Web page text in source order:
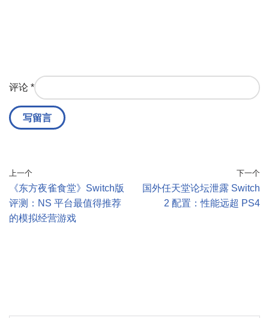
评论 *
上一个
《东方夜雀食堂》Switch版
评测：NS 平台最值得推荐
的模拟经营游戏
下一个
国外任天堂论坛泄露 Switch
2 配置：性能远超 PS4